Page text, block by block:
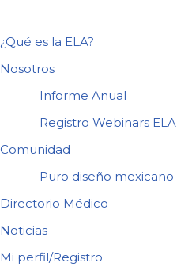
¿Qué es la ELA?
Nosotros
Informe Anual
Registro Webinars ELA
Comunidad
Puro diseño mexicano
Directorio Médico
Noticias
Mi perfil/Registro